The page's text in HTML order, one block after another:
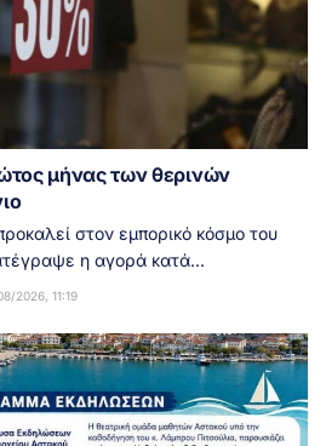
μήνας των θερινών
στον εμπορικό κόσμο του
η αγορά κατά...
2026, 11:19